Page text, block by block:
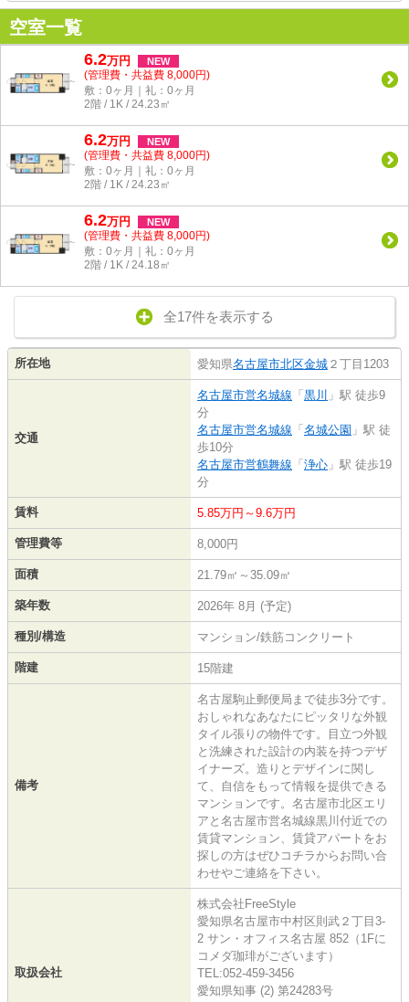
空室一覧
6.2万円 NEW
(管理費・共益費 8,000円)
敷：0ヶ月｜礼：0ヶ月
2階 / 1K / 24.23㎡
6.2万円 NEW
(管理費・共益費 8,000円)
敷：0ヶ月｜礼：0ヶ月
2階 / 1K / 24.23㎡
6.2万円 NEW
(管理費・共益費 8,000円)
敷：0ヶ月｜礼：0ヶ月
2階 / 1K / 24.18㎡
全17件を表示する
所在地 愛知県名古屋市北区金城 ２丁目1203
交通
名古屋市営名城線 「 黒川 」駅 徒歩9
分
名古屋市営名城線 「 名城公園 」駅 徒
歩10分
名古屋市営鶴舞線 「 浄心 」駅 徒歩19
分
賃料 5.85万円～9.6万円
管理費等 8,000円
面積 21.79㎡～35.09㎡
築年数 2026年 8月 (予定)
種別/構造 マンション/鉄筋コンクリート
階建 15階建
備考
名古屋駒止郵便局まで徒歩3分です。
おしゃれなあなたにピッタリな外観
タイル張りの物件です。目立つ外観
と洗練された設計の内装を持つデザ
イナーズ。造りとデザインに関し
て、自信をもって情報を提供できる
マンションです。名古屋市北区エリ
アと名古屋市営名城線黒川付近での
賃貸マンション、賃貸アパートをお
探しの方はぜひコチラからお問い合
わせやご連絡を下さい。
取扱会社
株式会社FreeStyle
愛知県名古屋市中村区則武２丁目3-
2 サン・オフィス名古屋 852（1Fに
コメダ珈琲がございます）
TEL:052-459-3456
愛知県知事 (2) 第24283号